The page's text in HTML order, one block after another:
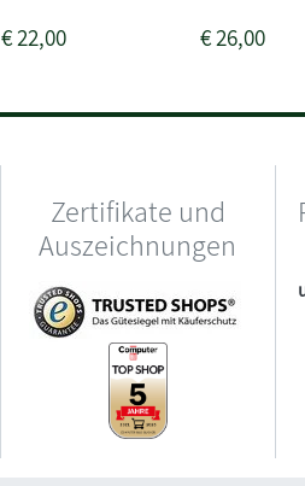
€22,00 €26,00
Zertifikate und
Auszeichnungen